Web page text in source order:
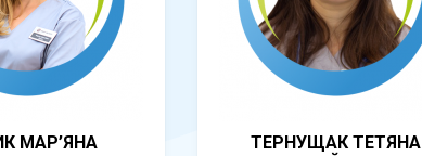
МАР’ЯНА
ТЕРНУЩАК ТЕТЯНА